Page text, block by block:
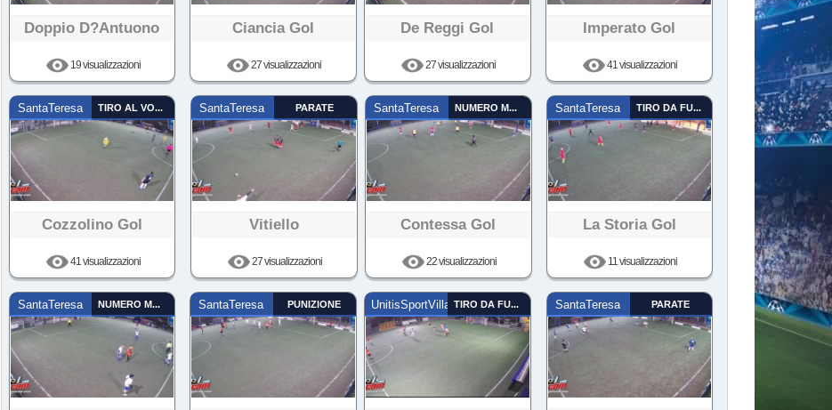
Doppio D?antuono
19 visualizzazioni
Ciancia Gol
27 visualizzazioni
De Reggi Gol
27 visualizzazioni
Imperato Gol
41 visualizzazioni
SantaTeresa TIRO AL VOLO
Cozzolino Gol
41 visualizzazioni
SantaTeresa PARATE
Vitiello
27 visualizzazioni
SantaTeresa NUMERO MAGICO
Contessa Gol
22 visualizzazioni
SantaTeresa TIRO DA FUORI
La Storia Gol
11 visualizzazioni
SantaTeresa NUMERO MAGICO SantaTeresa PUNIZIONE UnitisSportVillage TIRO DA FUORI SantaTeresa PARATE